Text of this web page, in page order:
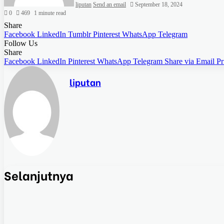
liputan Send an email
September 18, 2024
0
469 1 minute read
Share
Facebook LinkedIn Tumblr Pinterest WhatsApp Telegram
Follow Us
Share
Facebook LinkedIn Pinterest WhatsApp Telegram Share via Email
liputan
Selanjutnya